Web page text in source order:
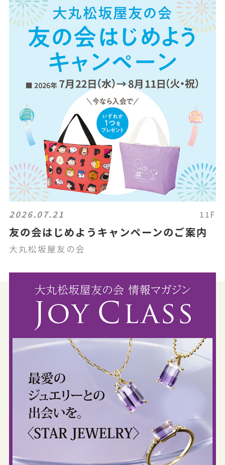
2026.07.21 11F
友の会はじめようキャンペーンのご案内
大丸松坂屋友の会